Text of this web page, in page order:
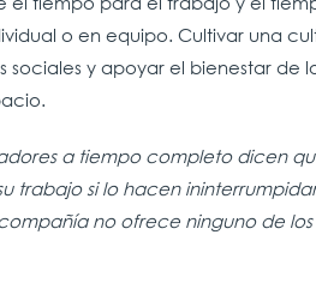
o en equipo. Cultivar una
y apoyar el bienestar de
a tiempo completo dicen
trabajo si lo hacen
no ofrece ninguno de